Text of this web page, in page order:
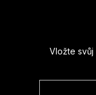
Vložte svůj